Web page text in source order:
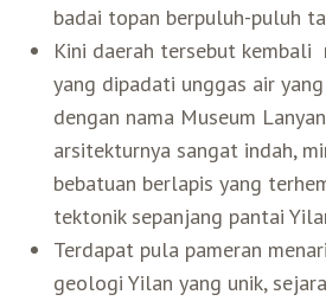
badai topan berpuluh-puluh
Kini daerah tersebut
yang dipadati unggas air
dengan nama Museum
arsitekturnya sangat indah,
bebatuan berlapis yang
tektonik sepanjang pantai
Terdapat pula pameran
geologi Yilan yang unik,